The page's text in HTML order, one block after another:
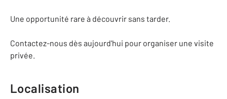
Une opportunité rare à découvrir sans tarder.
Contactez-nous dès aujourd'hui pour organiser une visite
privée.
Localisation